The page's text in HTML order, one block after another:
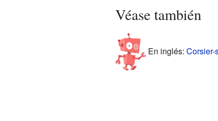
Véase también
En inglés: Corsier-